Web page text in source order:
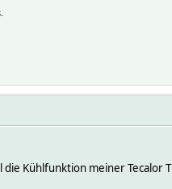
die Kühlfunktion meiner Tecalor